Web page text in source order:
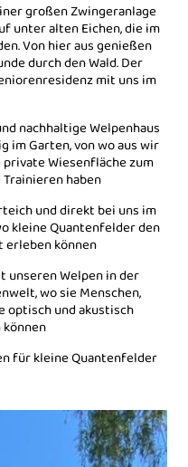
großen Zwingeranlage
unter alten Eichen, die im
Von hier aus genießen
durch den Wald. Der
mit uns im
nachhaltige Welpenhaus
im Garten, von wo aus wir
Wiesenfläche zum
haben
und direkt bei uns im
kleine Quantenfelder den
erleben können
unseren Welpen in der
wo sie Menschen,
optisch und akustisch
für kleine Quantenfelder